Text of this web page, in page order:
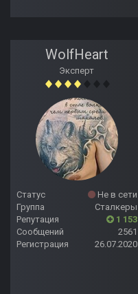
WolfHeart
Эксперт
Статус
Не в сети
Группа
Сталкеры
Репутация
1 153
Сообщений
2561
Регистрация
26.07.2020